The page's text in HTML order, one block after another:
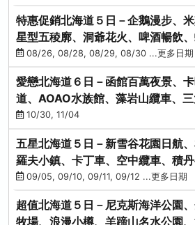
特惠促銷北海道５日－企鵝漫步、
星型五稜廓、洞爺花火、啤酒暢飲
吃到飽
08/26, 08/28, 08/29, 08/30 ...更多日期
愛戀北海道６日－函館百萬夜景、
道、AOAO水族館、藻岩山纜車、三
千歲)
10/30, 11/04
五星北海道５日－新雪谷花園日航
羅夫小鎮、卡丁車、空中纜車、積
和牛螃蟹放題
09/05, 09/10, 09/11, 09/12 ...更多日期
超值北海道５日－尼克斯海洋公園
牧場、浪漫小樽、羊蹄山名水公園